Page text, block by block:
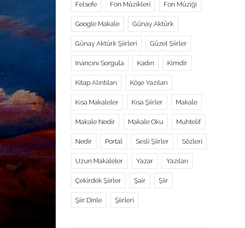
Felsefe Fon Müzikleri Fon Müziği
Google Makale Günay Aktürk
Günay Aktürk Şiirleri Güzel Şiirler
Inancını Sorgula Kadın Kimdir
Kitap Alıntıları Köşe Yazıları
Kısa Makaleler Kısa Şiirler Makale
Makale Nedir Makale Oku Muhtelif
Nedir Portal Sesli Şiirler Sözleri
Uzun Makaleler Yazar Yazıları
Çekirdek Şiirler Şair Şiir
Şiir Dinle Şiirleri